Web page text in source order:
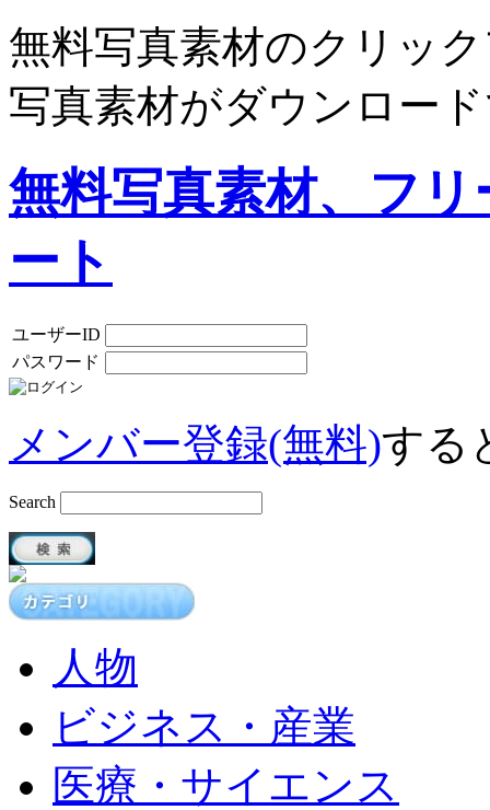
無料写真素材のクリッ
写真素材がダウンロー
無料写真素材、フ
ート
ユーザーID
パスワード
メンバー登録(無料)する
Search
人物
ビジネス・産業
医療・サイエンス